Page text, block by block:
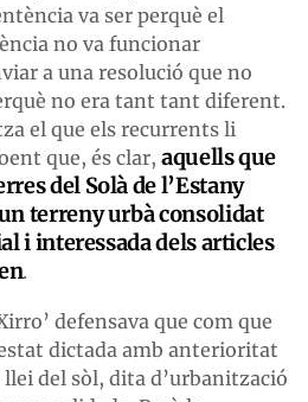
va ser perquè el
no va funcionar
a una resolució que no
no era tant tant diferent.
el que els recurrents li
que, és clar, aquells que
del Solà de l’Estany
terreny urbà consolidat
i interessada dels articles
.
defensava que com que
dictada amb anterioritat
del sòl, dita d’urbanització